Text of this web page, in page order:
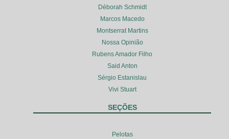
Déborah Schmidt
Marcos Macedo
Montserrat Martins
Nossa Opinião
Rubens Amador Filho
Said Anton
Sérgio Estanislau
Vivi Stuart
SEÇÕES
Pelotas